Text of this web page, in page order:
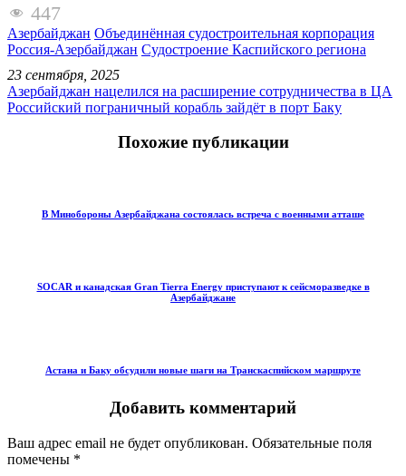
447
Азербайджан Объединённая судостроительная корпорация
Россия-Азербайджан Судостроение Каспийского региона
23 сентября, 2025
Азербайджан нацелился на расширение сотрудничества в ЦА
Российский пограничный корабль зайдёт в порт Баку
Похожие публикации
В Минобороны Азербайджана состоялась встреча с военными атташе
SOCAR и канадская Gran Tierra Energy приступают к сейсморазведке в
Азербайджане
Астана и Баку обсудили новые шаги на Транскаспийском маршруте
Добавить комментарий
Ваш адрес email не будет опубликован. Обязательные поля
помечены *